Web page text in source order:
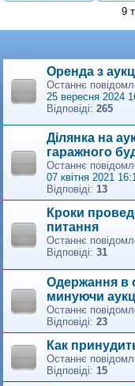
9
Оренда з
Останнє
25 вересня 2024
Відповіді: 265
Ділянка на
гаражного
Останнє
07 квітня 2021
Відповіді: 13
Кроки
питання
Останнє
Відповіді: 31
Одержання в
минуючи
Останнє
Відповіді: 23
Как
Останнє
Відповіді: 15